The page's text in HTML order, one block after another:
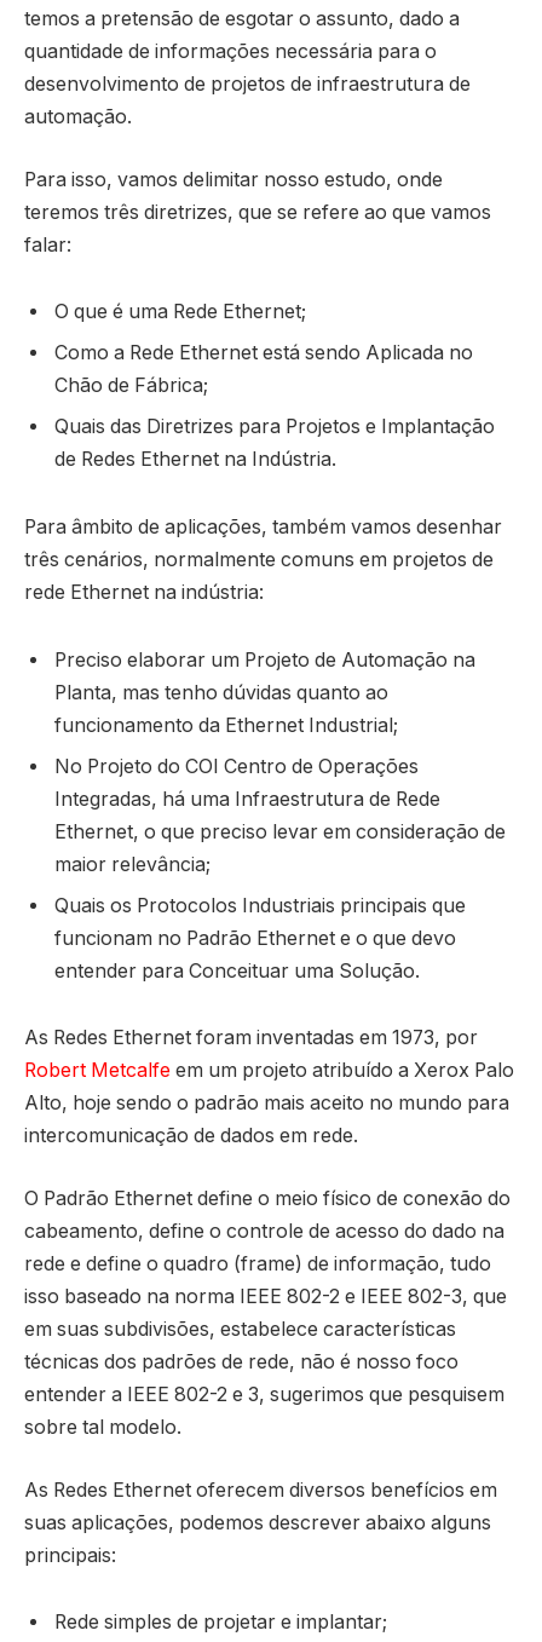
temos a pretensão de esgotar o assunto, dado a
quantidade de informações necessária para o
desenvolvimento de projetos de infraestrutura de
automação.
Para isso, vamos delimitar nosso estudo, onde
teremos três diretrizes, que se refere ao que vamos
falar:
O que é uma Rede Ethernet;
Como a Rede Ethernet está sendo Aplicada no
Chão de Fábrica;
Quais das Diretrizes para Projetos e Implantação
de Redes Ethernet na Indústria.
Para âmbito de aplicações, também vamos desenhar
três cenários, normalmente comuns em projetos de
rede Ethernet na indústria:
Preciso elaborar um Projeto de Automação na
Planta, mas tenho dúvidas quanto ao
funcionamento da Ethernet Industrial;
No Projeto do COI Centro de Operações
Integradas, há uma Infraestrutura de Rede
Ethernet, o que preciso levar em consideração de
maior relevância;
Quais os Protocolos Industriais principais que
funcionam no Padrão Ethernet e o que devo
entender para Conceituar uma Solução.
As Redes Ethernet foram inventadas em 1973, por
Robert Metcalfe em um projeto atribuído a Xerox Palo
Alto, hoje sendo o padrão mais aceito no mundo para
intercomunicação de dados em rede.
O Padrão Ethernet define o meio físico de conexão do
cabeamento, define o controle de acesso do dado na
rede e define o quadro (frame) de informação, tudo
isso baseado na norma IEEE 802-2 e IEEE 802-3, que
em suas subdivisões, estabelece características
técnicas dos padrões de rede, não é nosso foco
entender a IEEE 802-2 e 3, sugerimos que pesquisem
sobre tal modelo.
As Redes Ethernet oferecem diversos benefícios em
suas aplicações, podemos descrever abaixo alguns
principais:
Rede simples de projetar e implantar;